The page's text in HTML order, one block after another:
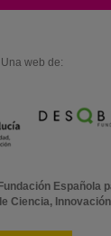
Una web de:
Fundación Española
Ciencia,